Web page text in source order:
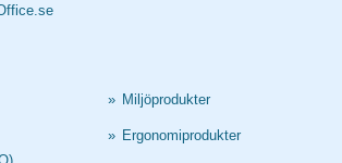
» Miljöprodukter
» Ergonomiprodukter